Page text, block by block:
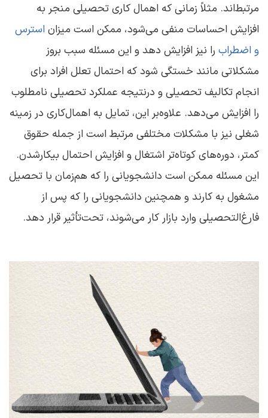
مرتبط‌اند. مثلاً زمانی که اهمال‌ کاری تحصیلی منجر به
افزایش احساسات منفی می‌شود، ممکن است میزان استرس
و اضطراب را نیز افزایش دهد و این مسئله سبب بروز
مشکلاتی مانند خستگی شود که احتمال تعلل افراد برای
انجام تکالیف تحصیلی و درنتیجه عملکرد تحصیلی نامطلوب
را افزایش می‌دهد. علاوه‌بر این، تمایل به اهمال‌کاری در زمینه
شغلی نیز با مشکلات مختلفی مرتبط است از جمله حقوق
کمتر، دوره‌های کوتاه‌تر اشتغال و افزایش احتمال بیکارشدن.
این مسئله ممکن است دانشجویانی را که هم‌زمان با تحصیل
مشغول به کارند و همچنین دانشجویانی را که پس از
فارغ‌التحصیلی وارد بازار کار می‌شوند، تحت‌تأثیر قرار دهد.